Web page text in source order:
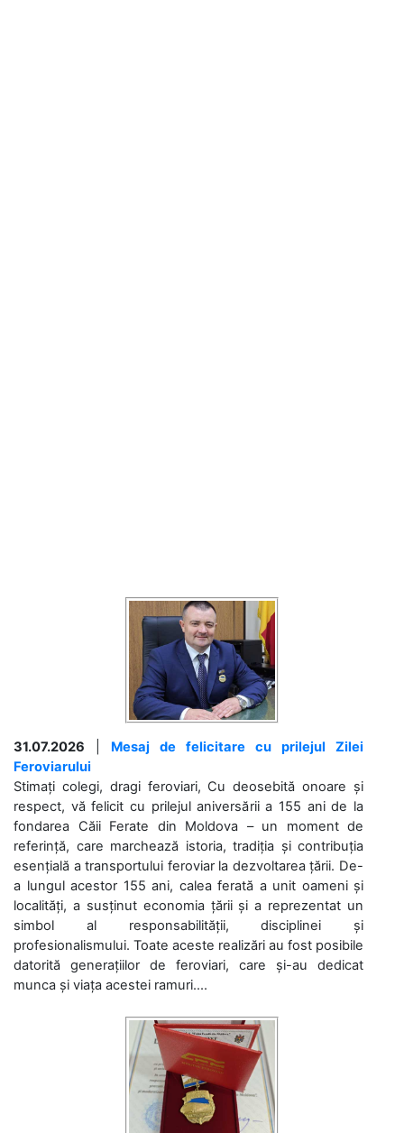
31.07.2026
Mesaj de felicitare cu prilejul Zilei
Feroviarului
Stimați colegi, dragi feroviari, Cu deosebită onoare și
respect, vă felicit cu prilejul aniversării a 155 ani de la
fondarea Căii Ferate din Moldova – un moment de
referință, care marchează istoria, tradiția și contribuția
esențială a transportului feroviar la dezvoltarea țării. De-
a lungul acestor 155 ani, calea ferată a unit oameni și
localități, a susținut economia țării și a reprezentat un
simbol al responsabilității, disciplinei și
profesionalismului. Toate aceste realizări au fost posibile
datorită generațiilor de feroviari, care și-au dedicat
munca și viața acestei ramuri....